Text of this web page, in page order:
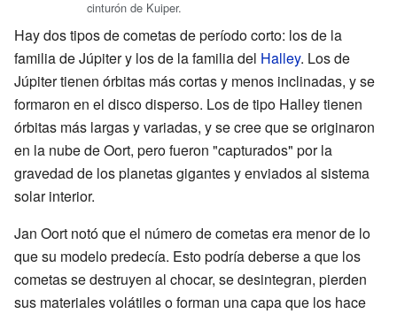
cinturón de Kuiper.
Hay dos tipos de cometas de período corto: los de la
familia de Júpiter y los de la familia del Halley. Los de
Júpiter tienen órbitas más cortas y menos inclinadas, y se
formaron en el disco disperso. Los de tipo Halley tienen
órbitas más largas y variadas, y se cree que se originaron
en la nube de Oort, pero fueron "capturados" por la
gravedad de los planetas gigantes y enviados al sistema
solar interior.
Jan Oort notó que el número de cometas era menor de lo
que su modelo predecía. Esto podría deberse a que los
cometas se destruyen al chocar, se desintegran, pierden
sus materiales volátiles o forman una capa que los hace